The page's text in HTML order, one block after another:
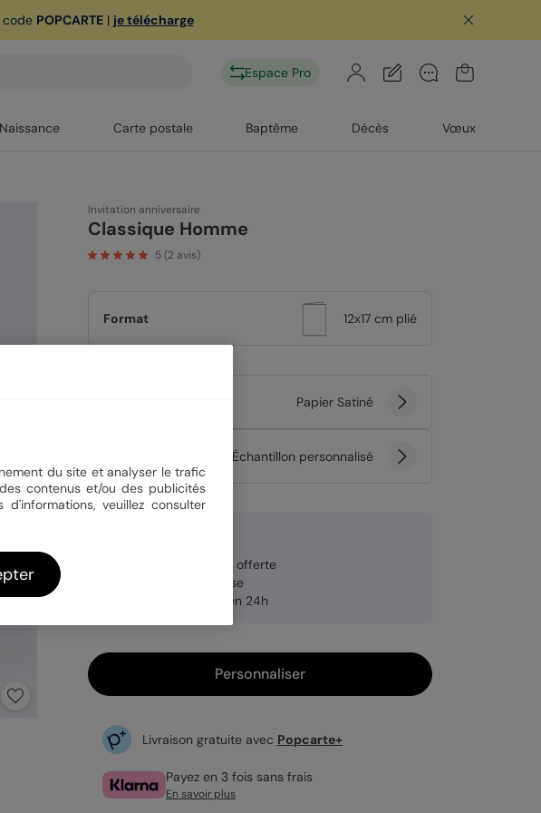
POPCARTE| je télécharge
Espace Pro
Naissance Carte postale Baptême Décès Vœux
Invitation anniversaire
Classique Homme
5(2 avis)
Format 12x17 cm plié
Papier Satiné
Échantillon personnalisé
Enveloppe blanche offerte
Fabrication française
Expédition rapide en 24h
Personnaliser
Livraison gratuite avec Popcarte+
Payez en 3 fois sans frais
En savoir plus
du site et analyser le trafic
contenus et/ou des publicités
d'informations, veuillez consulter